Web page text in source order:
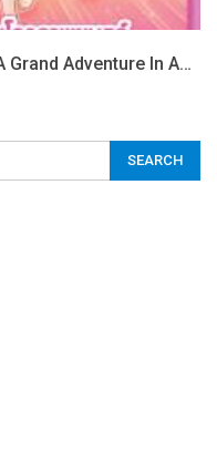
Adventure In A…